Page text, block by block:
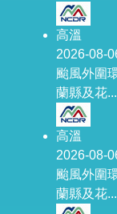
高溫
2026-08-
颱風外圍
蘭縣及花...
高溫
2026-08-
颱風外圍
蘭縣及花...